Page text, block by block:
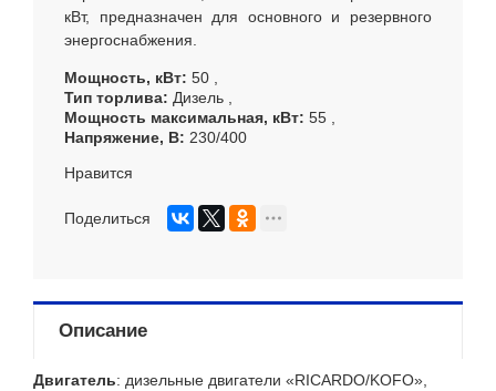
кВт, предназначен для основного и резервного
энергоснабжения.
Мощность, кВт 50
Тип торлива Дизель
Мощность максимальная, кВт 55
Напряжение, В 230/400
Нравится
Поделиться
Описание
Двигатель: дизельные двигатели «RICARDO/KOFO»,